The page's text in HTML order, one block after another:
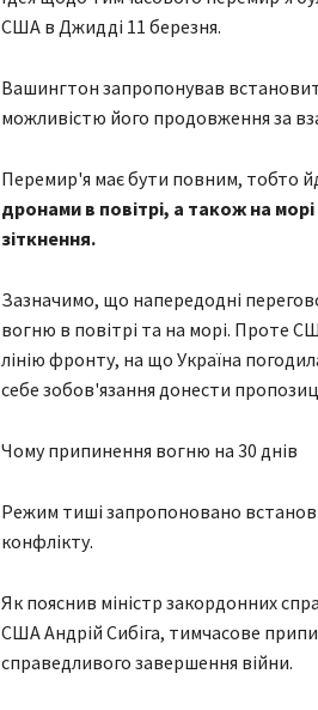
США в Джидді 11 березня.
Вашингтон запропонував
можливістю його продовження за
Перемир'я має бути повним, тобто
дронами в повітрі, а також на
зіткнення.
Зазначимо, що напередодні
вогню в повітрі та на морі. Проте
лінію фронту, на що Україна
себе зобов'язання донести
Чому припинення вогню на 30 днів
Режим тиші запропоновано
конфлікту.
Як пояснив міністр закордонних
США Андрій Сибіга, тимчасове
справедливого завершення війни.